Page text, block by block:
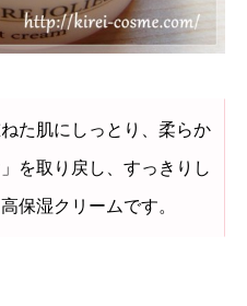
た肌にしっとり、柔らか
を取り戻し、すっきりし
保湿クリームです。